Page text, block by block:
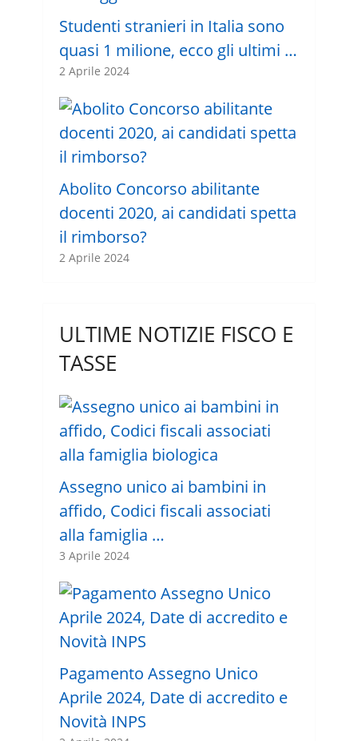
Studenti stranieri in Italia sono
quasi 1 milione, ecco gli ultimi …
2 Aprile 2024
Abolito Concorso abilitante
docenti 2020, ai candidati spetta
il rimborso?
2 Aprile 2024
ULTIME NOTIZIE FISCO E
TASSE
Assegno unico ai bambini in
affido, Codici fiscali associati
alla famiglia …
3 Aprile 2024
Pagamento Assegno Unico
Aprile 2024, Date di accredito e
Novità INPS